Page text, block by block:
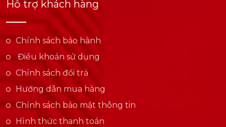
Hỗ trợ khách hàng
Chính sách bảo hành
Điều khoản sử dụng
Chính sách đổi trả
Hướng dẫn mua hàng
Chính sách bảo mật thông tin
Hình thức thanh toán